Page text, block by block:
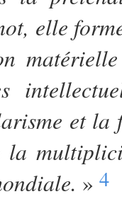
elle
et la
la
» 4